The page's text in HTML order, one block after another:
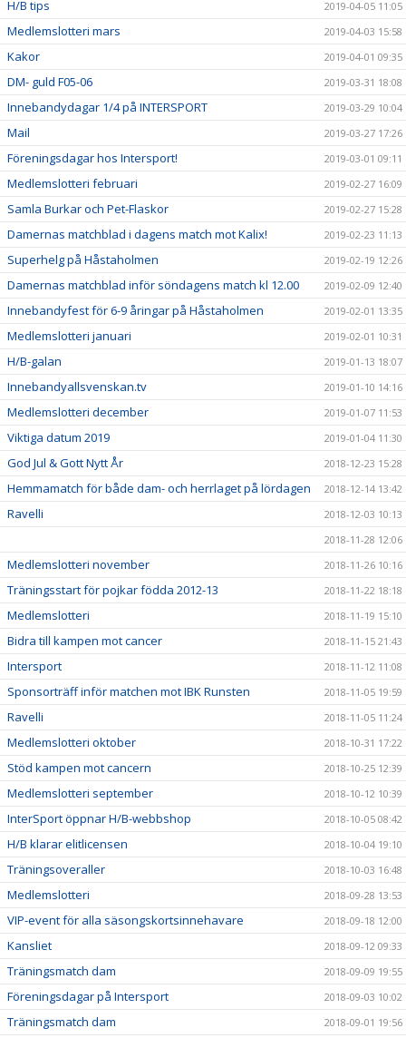
H/B tips 2019-04-05 11:05
Medlemslotteri mars 2019-04-03 15:58
Kakor 2019-04-01 09:35
DM- guld F05-06 2019-03-31 18:08
Innebandydagar 1/4 på INTERSPORT 2019-03-29 10:04
Mail 2019-03-27 17:26
Föreningsdagar hos Intersport! 2019-03-01 09:11
Medlemslotteri februari 2019-02-27 16:09
Samla Burkar och Pet-Flaskor 2019-02-27 15:28
Damernas matchblad i dagens match mot Kalix! 2019-02-23 11:13
Superhelg på Håstaholmen 2019-02-19 12:26
Damernas matchblad inför söndagens match kl 12.00 2019-02-09 12:40
Innebandyfest för 6-9 åringar på Håstaholmen 2019-02-01 13:35
Medlemslotteri januari 2019-02-01 10:31
H/B-galan 2019-01-13 18:07
Innebandyallsvenskan.tv 2019-01-10 14:16
Medlemslotteri december 2019-01-07 11:53
Viktiga datum 2019 2019-01-04 11:30
God Jul & Gott Nytt År 2018-12-23 15:28
Hemmamatch för både dam- och herrlaget på lördagen 2018-12-14 13:42
Ravelli
2018-12-03 10:13
2018-11-28 12:06
Medlemslotteri november 2018-11-26 10:16
Träningsstart för pojkar födda 2012-13 2018-11-22 18:18
Medlemslotteri 2018-11-19 15:10
Bidra till kampen mot cancer 2018-11-15 21:43
Intersport 2018-11-12 11:08
Sponsorträff inför matchen mot IBK Runsten 2018-11-05 19:59
Ravelli 2018-11-05 11:24
Medlemslotteri oktober 2018-10-31 17:22
Stöd kampen mot cancern 2018-10-25 12:39
Medlemslotteri september 2018-10-12 10:39
InterSport öppnar H/B-webbshop 2018-10-05 08:42
H/B klarar elitlicensen 2018-10-04 19:10
Träningsoveraller 2018-10-03 16:48
Medlemslotteri 2018-09-28 13:53
VIP-event för alla säsongskortsinnehavare 2018-09-18 12:00
Kansliet 2018-09-12 09:33
Träningsmatch dam 2018-09-09 19:55
Föreningsdagar på Intersport 2018-09-03 10:02
Träningsmatch dam 2018-09-01 19:56